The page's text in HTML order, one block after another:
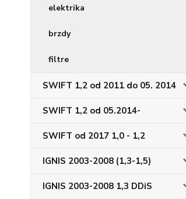
elektrika
brzdy
filtre
SWIFT 1,2 od 2011 do 05. 2014
SWIFT 1,2 od 05.2014-
SWIFT od 2017 1,0 - 1,2
IGNIS 2003-2008 (1,3-1,5)
IGNIS 2003-2008 1,3 DDiS